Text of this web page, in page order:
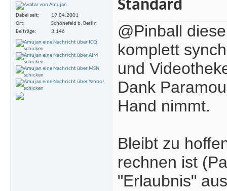
Dabei seit
19.04.2001
Ort
Schönefeld b. Berlin
Beiträge
3.146
@Pinball
komplett
und
Dank
Hand nimmt.
Bleibt zu
rechnen ist
"Erlaubnis"